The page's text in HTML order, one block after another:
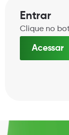
Entrar
Clique no
Acessar